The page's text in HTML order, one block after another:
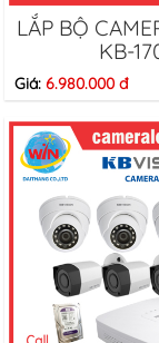
LẮP BỘ
KB-
Giá: 6.980.000 đ